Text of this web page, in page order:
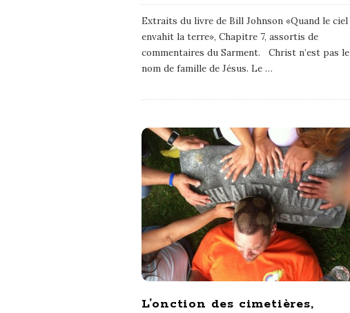
Extraits du livre de Bill Johnson «Quand le ciel
envahit la terre», Chapitre 7, assortis de
commentaires du Sarment. Christ n’est pas le
nom de famille de Jésus. Le…
L’onction des cimetières,